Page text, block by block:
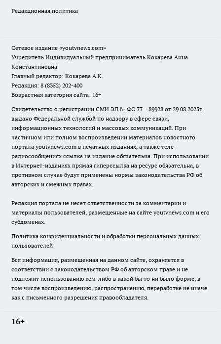
Редакционная политика
Сетевое издание «youtvnews.com»
Учредитель Индивидуальный предприниматель Кокарева Анна
Константиновна
Главный редактор: Кокарева А.К.
Редакция: 8 (8352) 202-400
Возрастная категория сайта: 16+
Свидетельство о регистрации СМИ ЭЛ № ФС 77 – 89928 от 29.08.2025г.
выдано Федеральной службой по надзору в сфере связи,
информационных технологий и массовых коммуникаций. При
частичном или полном воспроизведении материалов новостного
портала youtvnews.com в печатных изданиях, а также теле-
радиосообщениях ссылка на издание обязательна. При использовании
в Интернет-изданиях прямая гиперссылка на ресурс обязательна, в
противном случае будут применены нормы законодательства РФ об
авторских и смежных правах.
Редакция портала не несет ответственности за комментарии и
материалы пользователей, размещенные на сайте youtvnews.com и его
субдоменах.
Политика конфиденциальности и обработки персональных данных
пользователей
Вся информация, размещенная на данном сайте, охраняется в
соответствии с законодательством РФ об авторском праве и не
подлежит использованию кем-либо в какой бы то ни было форме, в
том числе воспроизведению, распространению, переработке не иначе
как с письменного разрешения правообладателя.
16+